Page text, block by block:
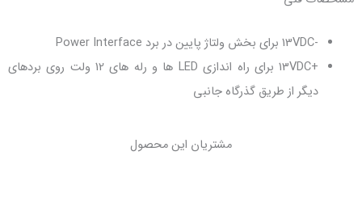
+13VDC برای راه اندازی LED ها و رله های 12 ولت روی بردهای
جانبی